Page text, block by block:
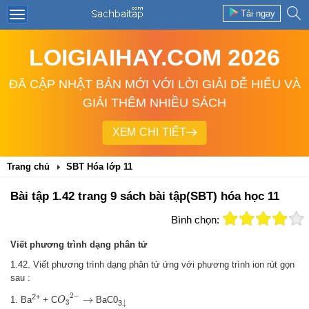
Tải ngay
LOIGIAIHAY.COM 2026
ĐÃ CẬP NHẬT BẢN MỚI VỚI LỜI GIẢI DỄ HIỂU VÀ
GIẢI THÊM NHIỀU SÁCH
XEM CHI TIẾT
Trang chủ SBT Hóa lớp 11
Bài tập 1.42 trang 9 sách bài tập(SBT) hóa học 11
Bình chọn:
Viết phương trình dạng phân tử
1.42. Viết phương trình dạng phân tử ứng với phương trình ion rút gọn
sau :
1. Ba2+ + CO3
2−
O 32
→
→BaC03↓
↓